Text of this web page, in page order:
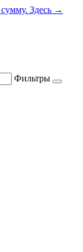
Здесь →
Фильтры